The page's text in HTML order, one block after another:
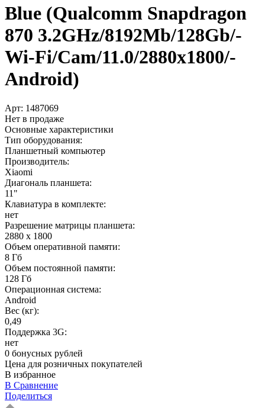
Blue (Qualcomm Snapdragon
870 3.2GHz/­8192Mb/­128Gb/­
Wi-Fi/­Cam/­11.0/­2880x1800/­
Android)
Арт: 1487069
Нет в продаже
Основные характеристики
Тип оборудования:
Планшетный компьютер
Производитель:
Xiaomi
Диагональ планшета:
11"
Клавиатура в комплекте:
нет
Разрешение матрицы планшета:
2880 x 1800
Объем оперативной памяти:
8 Гб
Объем постоянной памяти:
128 Гб
Операционная система:
Android
Вес (кг):
0,49
Поддержка 3G:
нет
0 бонусных рублей
Цена для розничных покупателей
В избранное
В Сравнение
Поделиться